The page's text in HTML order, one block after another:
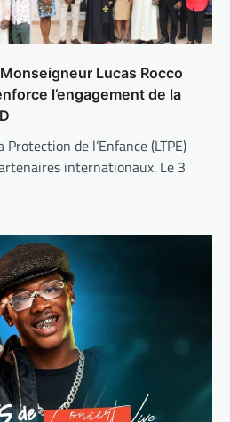
Lucas Rocco
l’engagement de la
de l’Enfance (LTPE)
internationaux. Le 3